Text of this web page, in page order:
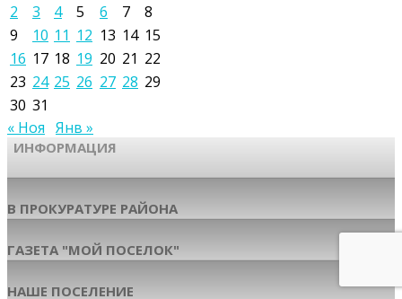
2
3 4 5 6 7
8
9
10 11 12 13 14 15
16 17 18 19 20 21 22
23 24 25 26 27 28 29
30 31
« Ноя Янв »
ИНФОРМАЦИЯ
В ПРОКУРАТУРЕ РАЙОНА
ГАЗЕТА "МОЙ ПОСЕЛОК"
НАШЕ ПОСЕЛЕНИЕ